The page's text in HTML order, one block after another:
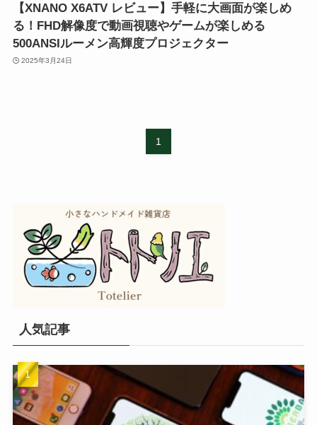
【XNANO X6ATV レビュー】手軽に大画面が楽しめ
る！FHD解像度で動画視聴やゲームが楽しめる
500ANSIルーメン高輝度プロジェクター
2025年3月24日
1
人気記事